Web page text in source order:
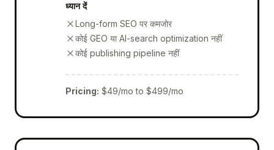
ध्यान दें
Long-form SEO पर कमजोर
कोई GEO या AI-search optimization नहीं
कोई publishing pipeline नहीं
Pricing: $49/mo to $499/mo